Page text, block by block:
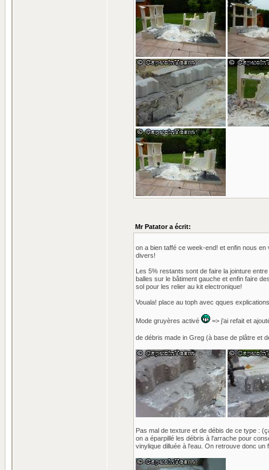
Mr Patator a écrit:
on a bien taffé ce week-end! et enfin nous
divers!
Les 5% restants sont de faire la jointure
balles sur le bâtiment gauche et enfin faire
sol pour les relier au kit electronique!
Vouala! place au toph avec qques
Mode gruyères activé => j'ai refait et
de débris made in Greg (à base de plâtre et
Pas mal de texture et de débis de ce type :
on a éparpillé les débris à l'arrache pour
vinylique dilluée à l'eau. On retrouve donc